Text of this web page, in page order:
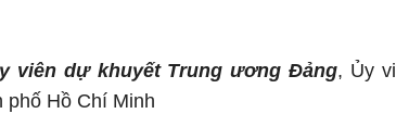
viên dự khuyết Trung ương Đảng, Ủy
phố Hồ Chí Minh